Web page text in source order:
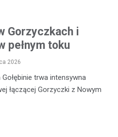
Gorzyczkach i
pełnym toku
2026
trwa intensywna
łączącej Gorzyczki z Nowym